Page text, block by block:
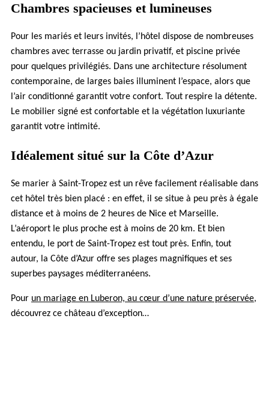
Chambres spacieuses et lumineuses
Pour les mariés et leurs invités, l’hôtel dispose de nombreuses
chambres avec terrasse ou jardin privatif, et piscine privée
pour quelques privilégiés. Dans une architecture résolument
contemporaine, de larges baies illuminent l’espace, alors que
l’air conditionné garantit votre confort. Tout respire la détente.
Le mobilier signé est confortable et la végétation luxuriante
garantit votre intimité.
Idéalement situé sur la Côte d’Azur
Se marier à Saint-Tropez est un rêve facilement réalisable dans
cet hôtel très bien placé : en effet, il se situe à peu près à égale
distance et à moins de 2 heures de Nice et Marseille.
L’aéroport le plus proche est à moins de 20 km. Et bien
entendu, le port de Saint-Tropez est tout près. Enfin, tout
autour, la Côte d’Azur offre ses plages magnifiques et ses
superbes paysages méditerranéens.
Pour un mariage en Luberon, au cœur d’une nature préservée,
découvrez ce château d’exception…